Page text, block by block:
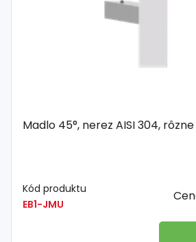
Madlo 45°, nerez AISI 304,
Kód produktu
EB1-JMU